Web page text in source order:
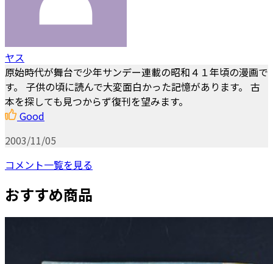
ヤス
原始時代が舞台で少年サンデー連載の昭和４１年頃の漫画で
す。 子供の頃に読んで大変面白かった記憶があります。 古
本を探しても見つからず復刊を望みます。
Good
2003/11/05
コメント一覧を見る
おすすめ商品